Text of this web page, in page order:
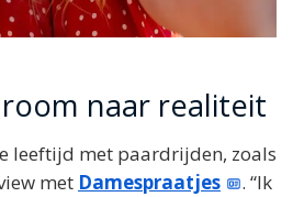
naar realiteit
leeftijd met paardrijden, zoals
met Damespraatjes
. “Ik